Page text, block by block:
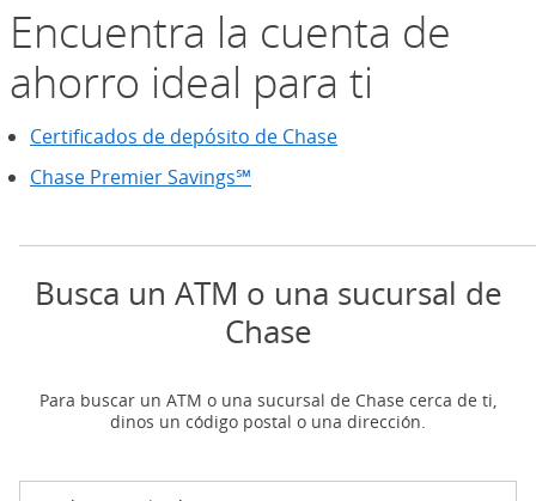
Encuentra la cuenta de
ahorro ideal para ti
Certificados de depósito de Chase
Chase Premier Savings℠
Busca un ATM o una sucursal de
Chase
Para buscar un ATM o una sucursal de Chase cerca de ti,
dinos un código postal o una dirección.